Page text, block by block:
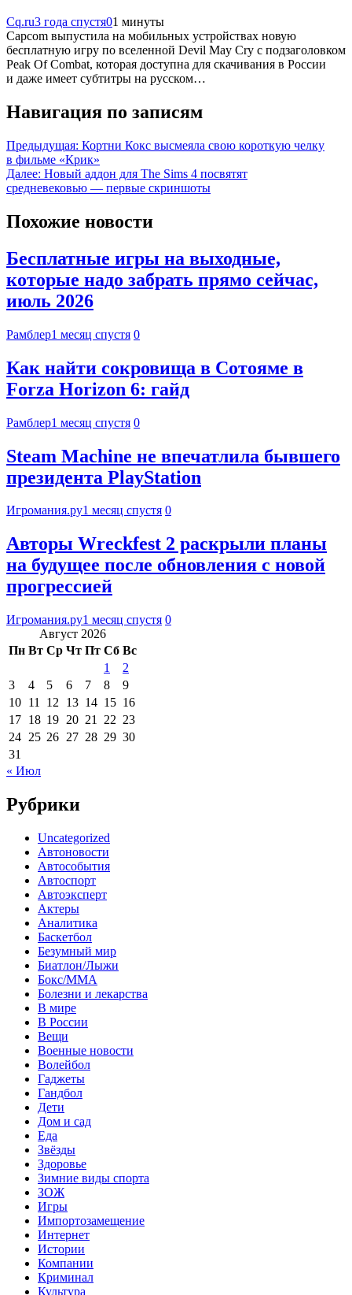
Cq.ru3 года спустя01 минуты
Capcom выпустила на мобильных устройствах новую
бесплатную игру по вселенной Devil May Cry с подзаголовком
Peak Of Combat, которая доступна для скачивания в России
и даже имеет субтитры на русском…
Навигация по записям
Предыдущая: Кортни Кокс высмеяла свою короткую челку
в фильме «Крик»
Далее: Новый аддон для The Sims 4 посвятят
средневековью — первые скриншоты
Похожие новости
Бесплатные игры на выходные,
которые надо забрать прямо сейчас,
июль 2026
Рамблер1 месяц спустя 0
Как найти сокровища в Сотояме в
Forza Horizon 6: гайд
Рамблер1 месяц спустя 0
Steam Machine не впечатлила бывшего
президента PlayStation
Игромания.ру1 месяц спустя 0
Авторы Wreckfest 2 раскрыли планы
на будущее после обновления с новой
прогрессией
Игромания.ру1 месяц спустя 0
Август 2026
Пн Вт Ср Чт Пт Сб Вс
1
2
3
4 5 6 7 8
9
10 11 12 13 14 15 16
17 18 19 20 21 22 23
24 25 26 27 28 29 30
31
« Июл
Рубрики
Uncategorized
Автоновости
Автособытия
Автоспорт
Автоэксперт
Актеры
Аналитика
Баскетбол
Безумный мир
Биатлон/Лыжи
Бокс/MMA
Болезни и лекарства
В мире
В России
Вещи
Военные новости
Волейбол
Гаджеты
Гандбол
Дети
Дом и сад
Еда
Звёзды
Здоровье
Зимние виды спорта
ЗОЖ
Игры
Импортозамещение
Интернет
Истории
Компании
Криминал
Культура